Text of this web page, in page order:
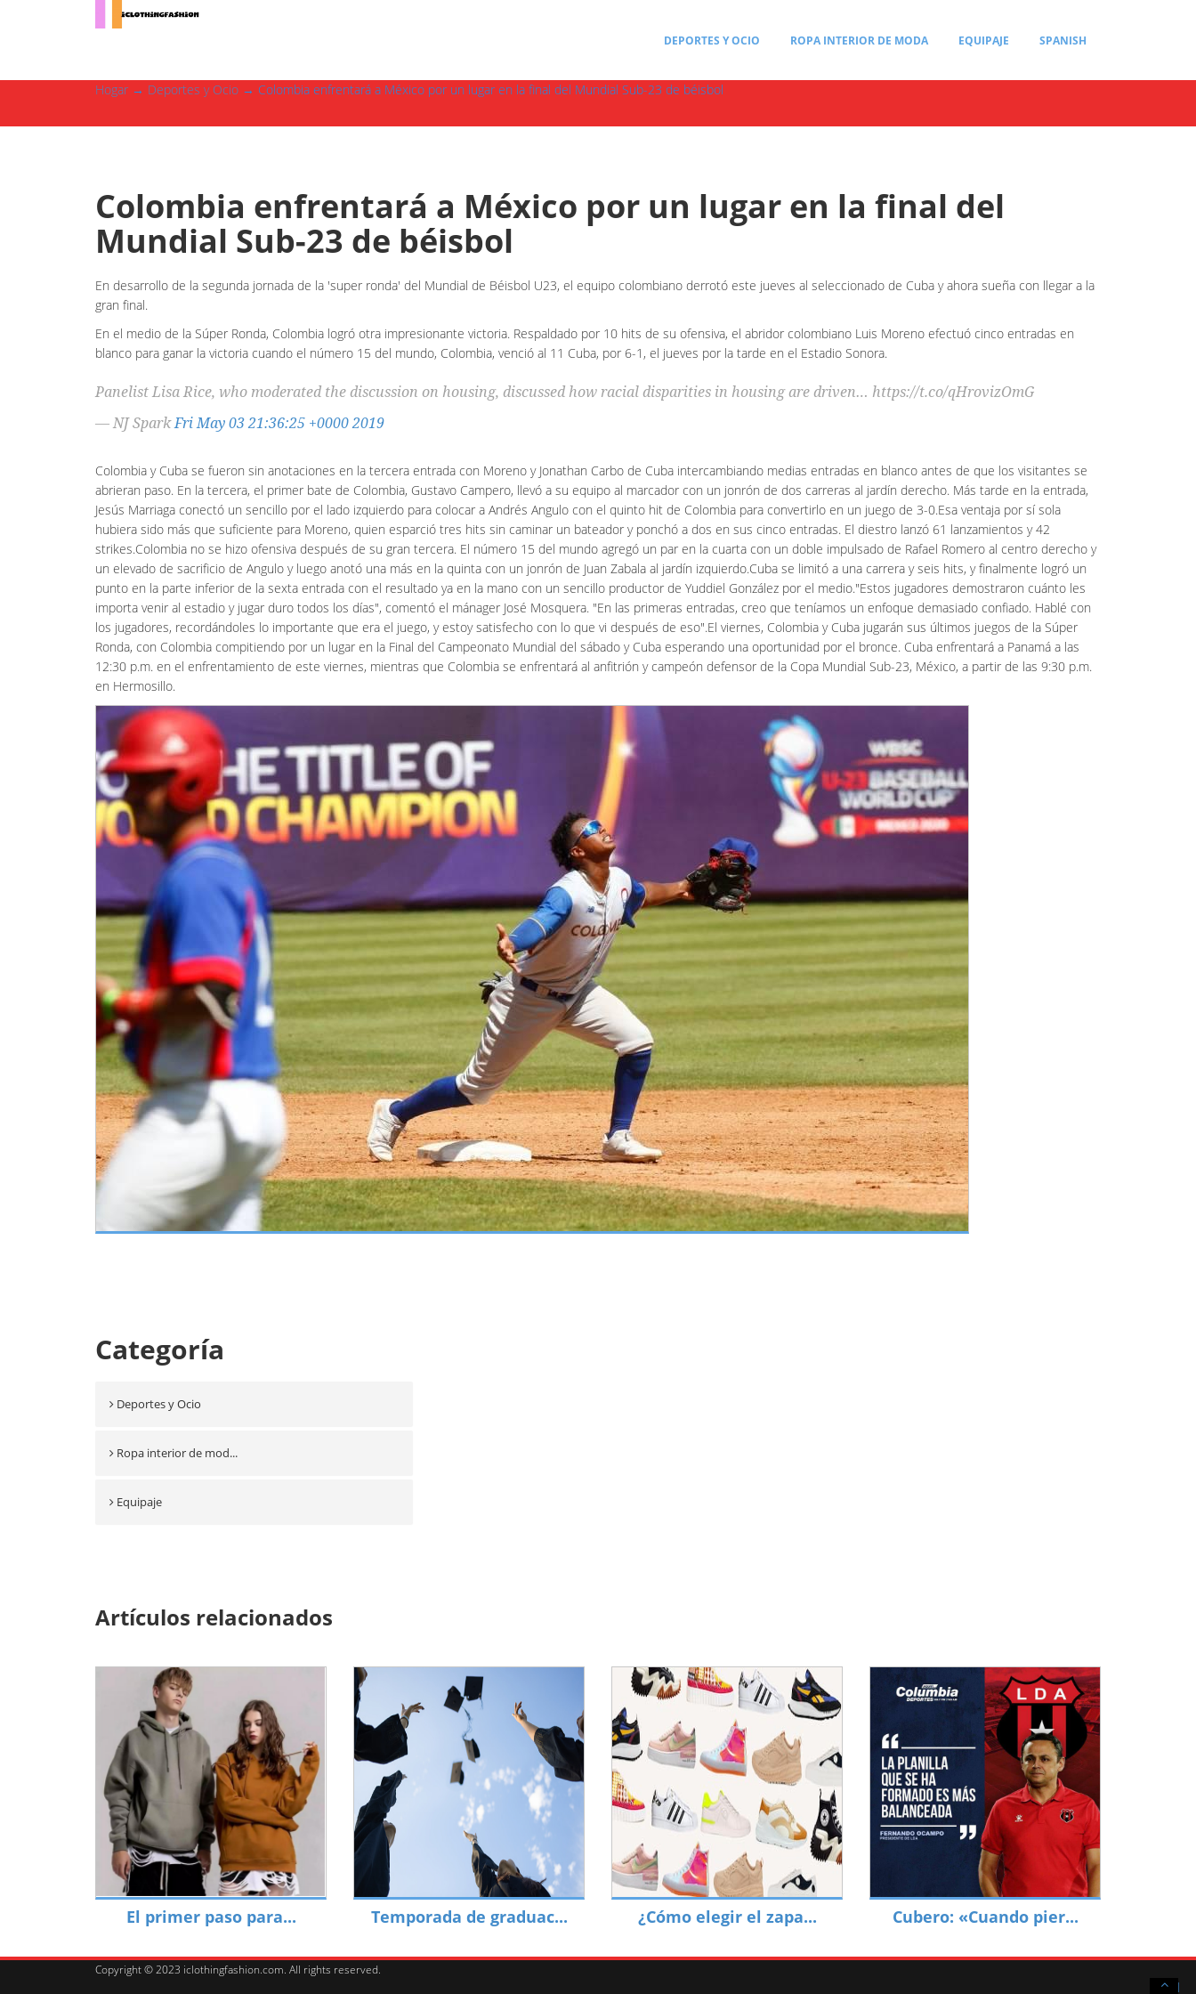
DEPORTES Y OCIO ROPA INTERIOR DE MODA EQUIPAJE SPANISH
Hogar → Deportes y Ocio → Colombia enfrentará a México por un lugar en la final del Mundial Sub-23 de béisbol
Colombia enfrentará a México por un lugar en la final del
Mundial Sub-23 de béisbol
En desarrollo de la segunda jornada de la 'super ronda' del Mundial de Béisbol U23, el equipo colombiano derrotó este jueves al seleccionado de Cuba y ahora sueña con llegar a la
gran final.
En el medio de la Súper Ronda, Colombia logró otra impresionante victoria. Respaldado por 10 hits de su ofensiva, el abridor colombiano Luis Moreno efectuó cinco entradas en
blanco para ganar la victoria cuando el número 15 del mundo, Colombia, venció al 11 Cuba, por 6-1, el jueves por la tarde en el Estadio Sonora.
Panelist Lisa Rice, who moderated the discussion on housing, discussed how racial disparities in housing are driven… https://t.co/qHrovizOmG
— NJ SparkFri May 03 21:36:25 +0000 2019
Colombia y Cuba se fueron sin anotaciones en la tercera entrada con Moreno y Jonathan Carbo de Cuba intercambiando medias entradas en blanco antes de que los visitantes se
abrieran paso. En la tercera, el primer bate de Colombia, Gustavo Campero, llevó a su equipo al marcador con un jonrón de dos carreras al jardín derecho. Más tarde en la entrada,
Jesús Marriaga conectó un sencillo por el lado izquierdo para colocar a Andrés Angulo con el quinto hit de Colombia para convertirlo en un juego de 3-0.Esa ventaja por sí sola
hubiera sido más que suficiente para Moreno, quien esparció tres hits sin caminar un bateador y ponchó a dos en sus cinco entradas. El diestro lanzó 61 lanzamientos y 42
strikes.Colombia no se hizo ofensiva después de su gran tercera. El número 15 del mundo agregó un par en la cuarta con un doble impulsado de Rafael Romero al centro derecho y
un elevado de sacrificio de Angulo y luego anotó una más en la quinta con un jonrón de Juan Zabala al jardín izquierdo.Cuba se limitó a una carrera y seis hits, y finalmente logró un
punto en la parte inferior de la sexta entrada con el resultado ya en la mano con un sencillo productor de Yuddiel González por el medio."Estos jugadores demostraron cuánto les
importa venir al estadio y jugar duro todos los días", comentó el mánager José Mosquera. "En las primeras entradas, creo que teníamos un enfoque demasiado confiado. Hablé con
los jugadores, recordándoles lo importante que era el juego, y estoy satisfecho con lo que vi después de eso".El viernes, Colombia y Cuba jugarán sus últimos juegos de la Súper
Ronda, con Colombia compitiendo por un lugar en la Final del Campeonato Mundial del sábado y Cuba esperando una oportunidad por el bronce. Cuba enfrentará a Panamá a las
12:30 p.m. en el enfrentamiento de este viernes, mientras que Colombia se enfrentará al anfitrión y campeón defensor de la Copa Mundial Sub-23, México, a partir de las 9:30 p.m.
en Hermosillo.
Categoría
Deportes y Ocio
Ropa interior de mod...
Equipaje
Artículos relacionados
El primer paso para... Temporada de graduac... ¿Cómo elegir el zapa... Cubero: «Cuando pier...
Scroll
Copyright © 2023 iclothingfashion.com. All rights reserved.